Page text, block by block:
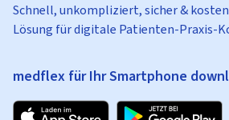
Schnell, unkompliziert, sicher &
Lösung für digitale Patienten-Praxis-
medflex für Ihr Smartphone